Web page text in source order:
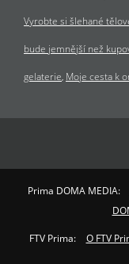
Vyrobte si šlehané
bude jemnější než
gelaterie Moje cesta k
Prima DOMA MEDIA:
FTV Prima: O FTV